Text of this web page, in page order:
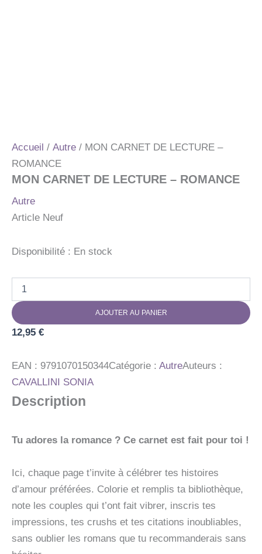
Accueil / Autre / MON CARNET DE LECTURE –
ROMANCE
MON CARNET DE LECTURE – ROMANCE
Autre
Article Neuf
Disponibilité : En stock
MON
CARNET
DE
ROMANCE
AJOUTER AU PANIER
12,95 €
EAN : 9791070150344Catégorie : AutreAuteurs :
CAVALLINI SONIA
Description
Tu adores la romance ? Ce carnet est fait pour toi !
Ici, chaque page t’invite à célébrer tes histoires
d’amour préférées. Colorie et remplis ta bibliothèque,
note les couples qui t’ont fait vibrer, inscris tes
impressions, tes crushs et tes citations inoubliables,
sans oublier les romans que tu recommanderais sans